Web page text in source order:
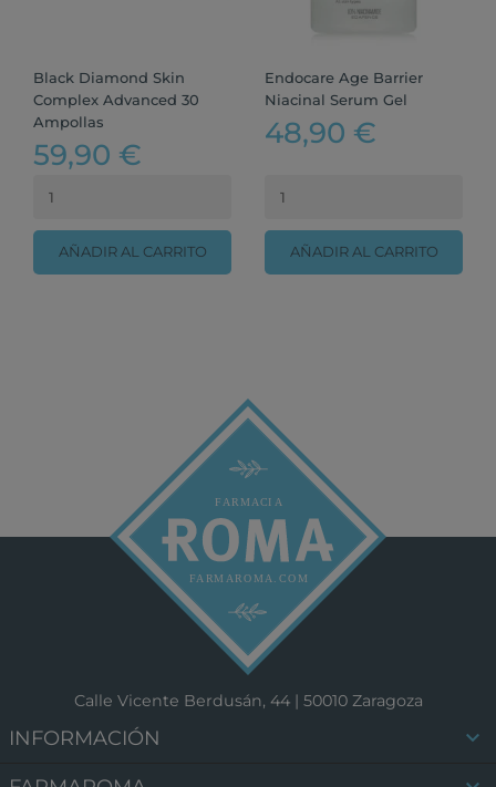
Black Diamond Skin
Complex Advanced 30
Ampollas
59,90 €
AÑADIR AL CARRITO
Endocare Age Barrier
Niacinal Serum Gel
48,90 €
AÑADIR AL CARRITO
Calle Vicente Berdusán, 44 | 50010 Zaragoza
INFORMACIÓN 